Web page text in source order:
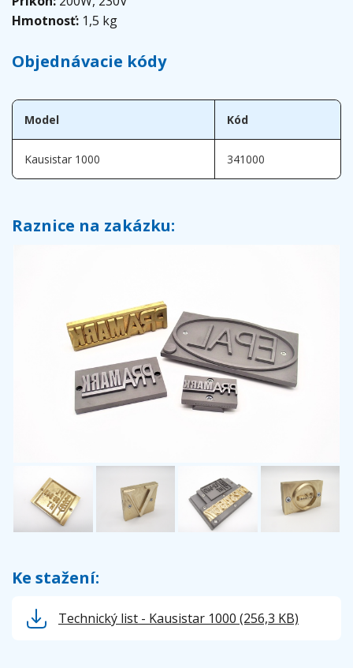
Hmotnosť: 1,5 kg
Objednávacie kódy
Model Kód
Kausistar 1000 341000
Raznice na zakázku:
Ke stažení:
Technický list - Kausistar 1000 (256,3 KB)